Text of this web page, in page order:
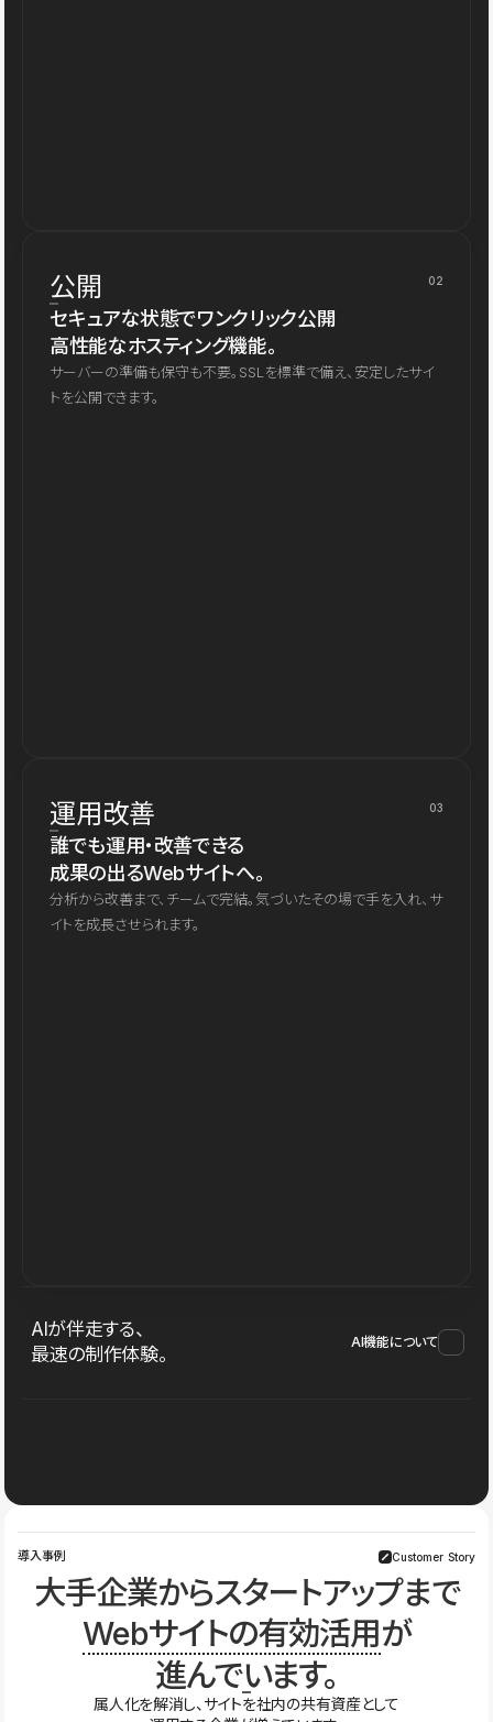
公開 02
セキュアな状態でワンクリック公開
高性能なホスティング機能。
サーバーの準備も保守も不要。SSLを標準で備え、安定したサイ
トを公開できます。
運用改善 03
誰でも運用・改善できる
成果の出るWebサイトへ。
分析から改善まで、チームで完結。気づいたその場で手を入れ、サ
イトを成長させられます。
AIが伴走する、
最速の制作体験。
AI機能について
導入事例 Customer Story
大手企業からスタートアップまで
Webサイトの有効活用が
進んでいます。
属人化を解消し、サイトを社内の共有資産として